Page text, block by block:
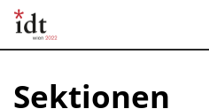
Sektionen